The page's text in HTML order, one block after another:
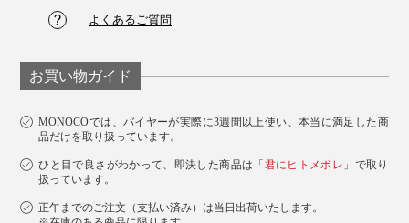
よくあるご質問
お買い物ガイド
MONOCOでは、バイヤーが実際に3週間以上使い、本当に満足した商
品だけを取り扱っています。
ひと目で良さがわかって、即決した商品は「 君にヒトメボレ 」で取り
扱っています。
正午までのご注文（支払い済み）は当日出荷いたします。